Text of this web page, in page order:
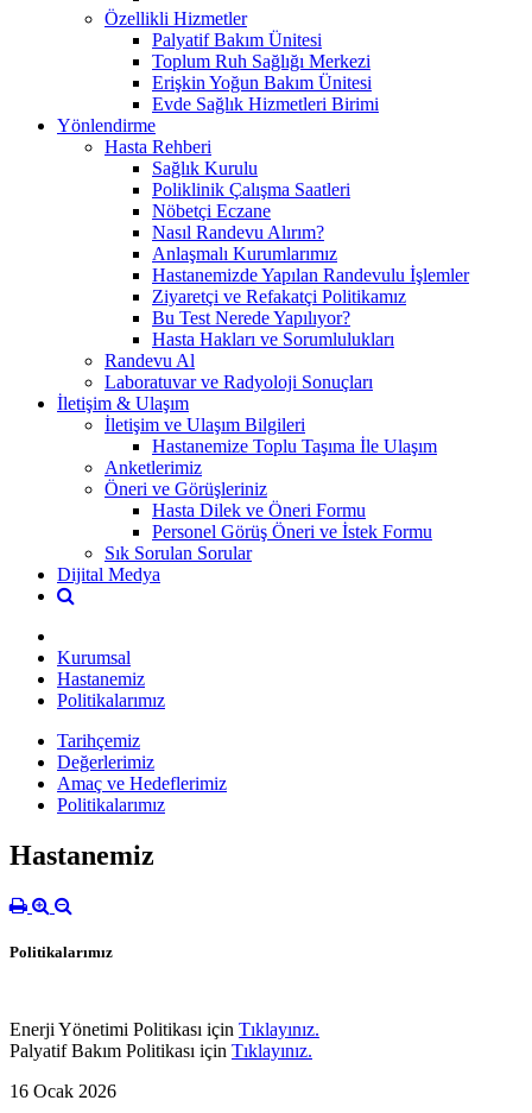
Özellikli Hizmetler
Palyatif Bakım Ünitesi
Toplum Ruh Sağlığı Merkezi
Erişkin Yoğun Bakım Ünitesi
Evde Sağlık Hizmetleri Birimi
Yönlendirme
Hasta Rehberi
Sağlık Kurulu
Poliklinik Çalışma Saatleri
Nöbetçi Eczane
Nasıl Randevu Alırım?
Anlaşmalı Kurumlarımız
Hastanemizde Yapılan Randevulu İşlemler
Ziyaretçi ve Refakatçi Politikamız
Bu Test Nerede Yapılıyor?
Hasta Hakları ve Sorumlulukları
Randevu Al
Laboratuvar ve Radyoloji Sonuçları
İletişim & Ulaşım
İletişim ve Ulaşım Bilgileri
Hastanemize Toplu Taşıma İle Ulaşım
Anketlerimiz
Öneri ve Görüşleriniz
Hasta Dilek ve Öneri Formu
Personel Görüş Öneri ve İstek Formu
Sık Sorulan Sorular
Dijital Medya
Kurumsal
Hastanemiz
Politikalarımız
Tarihçemiz
Değerlerimiz
Amaç ve Hedeflerimiz
Politikalarımız
Hastanemiz
Politikalarımız
Enerji Yönetimi Politikası için Tıklayınız.
Palyatif Bakım Politikası için Tıklayınız.
16 Ocak 2026